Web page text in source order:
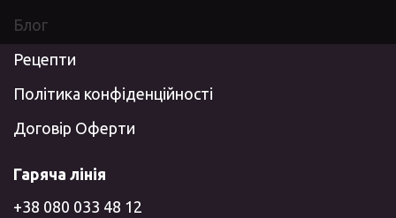
Блог
Рецепти
Політика конфіденційності
Договір Оферти
Гаряча лінія
+38 080 033 48 12